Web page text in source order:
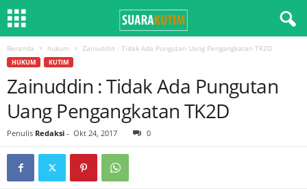
Beranda hukum Zainuddin : Tidak Ada Pungutan Uang Pengangkatan TK2D
HUKUM KUTIM
Zainuddin : Tidak Ada Pungutan
Uang Pengangkatan TK2D
Penulis Redaksi - Okt 24, 2017 0